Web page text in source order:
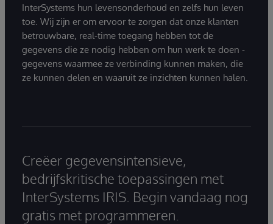
InterSystems hun levensonderhoud en zelfs hun leven
toe. Wij zijn er om ervoor te zorgen dat onze klanten
betrouwbare, real-time toegang hebben tot de
gegevens die ze nodig hebben om hun werk te doen -
gegevens waarmee ze verbinding kunnen maken, die
ze kunnen delen en waaruit ze inzichten kunnen halen.
Creëer gegevensintensieve,
bedrijfskritische toepassingen met
InterSystems IRIS. Begin vandaag nog
gratis met programmeren.